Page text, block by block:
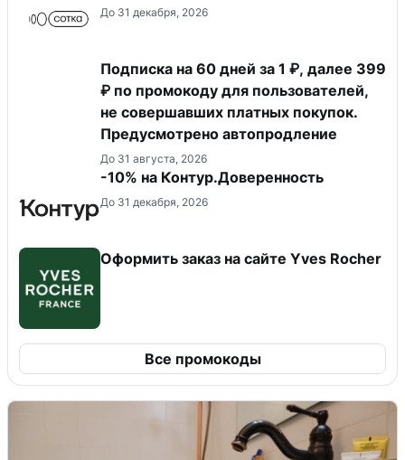
До 31 декабря, 2026
Подписка на 60 дней за 1 ₽, далее 399
₽ по промокоду для пользователей,
не совершавших платных покупок.
Предусмотрено автопродление
До 31 августа, 2026
-10% на Контур.Доверенность
До 31 декабря, 2026
Оформить заказ на сайте Yves Rocher
Все промокоды